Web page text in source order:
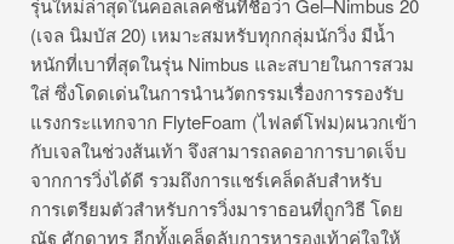
รุ่นใหม่ล่าสุดในคอลเลคชั่นที่ชื่อว่า Gel–Nimbus 20
(เจล นิมบัส 20) เหมาะสมหรับทุกกลุ่มนักวิ่ง มีน้ำ
หนักที่เบาที่สุดในรุ่น Nimbus และสบายในการสวม
ใส่ ซึ่งโดดเด่นในการนำนวัตกรรมเรื่องการรองรับ
แรงกระแทกจาก FlyteFoam (ไฟลต์โฟม)ผนวกเข้า
กับเจลในช่วงส้นเท้า จึงสามารถลดอาการบาดเจ็บ
จากการวิ่งได้ดี รวมถึงการแชร์เคล็ดลับสำหรับ
การเตรียมตัวสำหรับการวิ่งมาราธอนที่ถูกวิธี โดย
ณัฐ ศักดาทร อีกทั้งเคล็ดลับการหารองเท้าคู่ใจให้